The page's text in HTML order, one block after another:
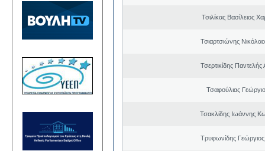
Τσιλίκας Βασίλειος
Τσιαρτσιώνης
Τσερτικίδης Παντελής
Τσαφούλιας
Τσακλίδης Ιωάννης
Τρυφωνίδης